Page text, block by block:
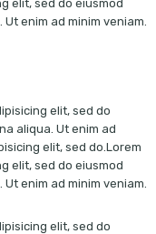
elit, sed do eiusmod
enim ad minim veniam.
elit, sed do
aliqua. Ut enim ad
elit, sed do.Lorem
elit, sed do eiusmod
enim ad minim veniam.
elit, sed do